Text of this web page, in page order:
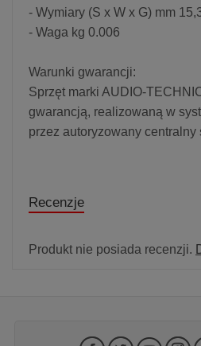
- Wymiary (S x W x G) mm
- Waga kg 0.006
Warunki gwarancji:
Sprzęt marki AUDIO-
gwarancją, realizowaną w
przez autoryzowany centralny
Recenzje
Produkt nie posiada recenzji.